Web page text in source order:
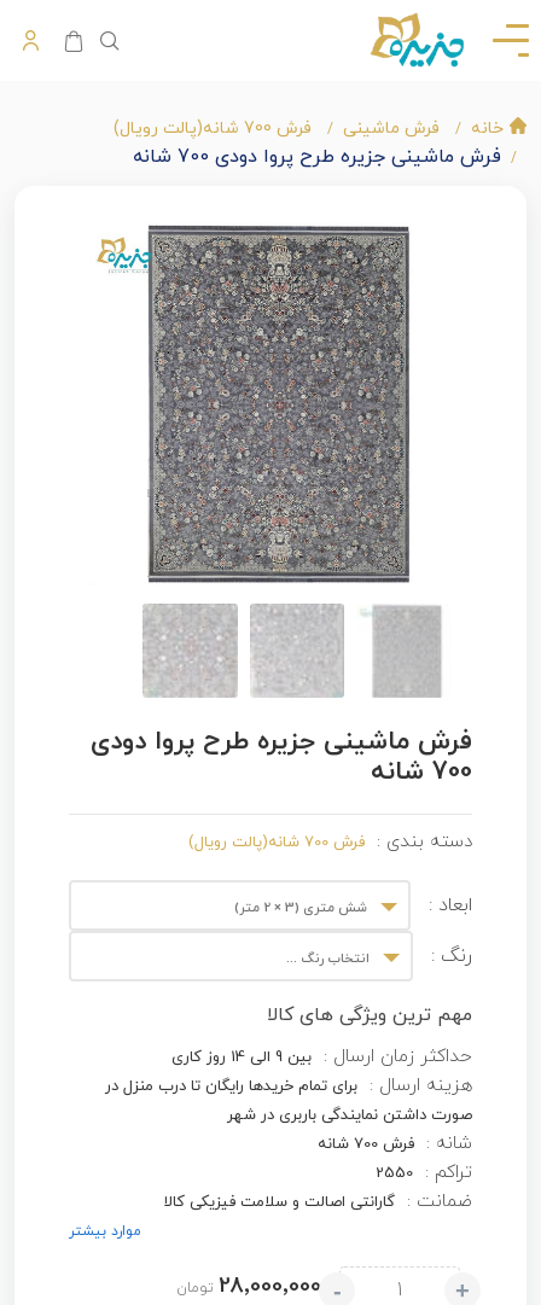
خانه فرش ماشینی فرش 700 شانه(پالت رویال)
فرش ماشینی جزیره طرح پروا دودی 700 شانه
فرش ماشینی جزیره طرح پروا دودی
700 شانه
دسته بندی : فرش 700 شانه(پالت رویال)
ابعاد : شش متری (3 × 2 متر)
رنگ : انتخاب رنگ ...
مهم ترین ویژگی های کالا
حداکثر زمان ارسال : بین 9 الی 14 روز کاری
هزینه ارسال :
برای تمام خریدها رایگان تا درب منزل در
صورت داشتن نمایندگی باربری در شهر
شانه : فرش 700 شانه
تراکم : 2550
ضمانت : گارانتی اصالت و سلامت فیزیکی کالا
موارد بیشتر
+
- 28٬000٬000 تومان